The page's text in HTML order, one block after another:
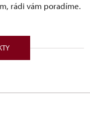
rádi vám poradíme.